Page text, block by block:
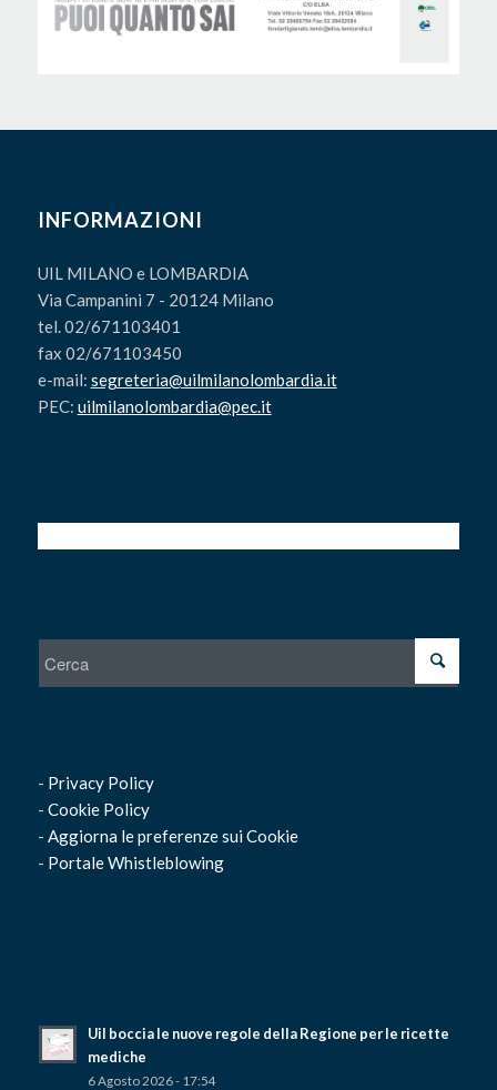
INFORMAZIONI
UIL MILANO e LOMBARDIA
Via Campanini 7 - 20124 Milano
tel. 02/671103401
fax 02/671103450
e-mail: segreteria@uilmilanolombardia.it
PEC: uilmilanolombardia@pec.it
- Privacy Policy
- Cookie Policy
- Aggiorna le preferenze sui Cookie
- Portale Whistleblowing
Uil boccia le nuove regole della Regione per le ricette
mediche
6 Agosto 2026 - 17:54